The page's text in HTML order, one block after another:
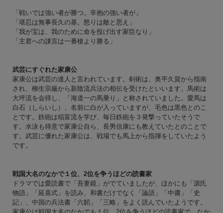
「戦いでは強い者が勝つ。辛抱の強い者が」
「堪忍は無事長久の基。怒りは敵と思え」
「我が宝は、我のために命を投げ出す家臣なり」
「主君への諌言は一番槍より勝る」
武芸にすぐれた家康公
家康公は武芸の達人と言われています。剣術は、奥平久賀から指南
され、柳生宗厳から新陰流兵法の相伝を受けたといいます。馬術は
大坪流を会得し、「海道一の馬乗り」と称されていました。愛馬は
白石（しらいし）、名前に白が入っていますが、毛色は黒色とのこ
とです。鉄砲は稲富流を学び、毎日鉄砲を３発撃っていたそうで
す。水泳も得意で家康公自ら、長男信康にも教えていたとのことで
す。武芸に優れた家康公は、戦場でも馬上から指揮をしていたよう
です。
戦国大名のなかで１位、2位を争うほどの読書家
ドラマでは愛読書で「吾妻鏡」がでていましたが、ほかにも「源氏
物語」「延喜式」を読み、和書だけでなく「論語」「中庸」「史
記」、中国の兵法書「六韜」「三略」をよく読んでいたようです。